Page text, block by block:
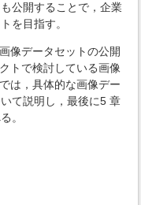
公開することで，企業
を目指す。
像データセットの公開
トで検討している画像
は，具体的な画像デー
て説明し，最後に5 章
。